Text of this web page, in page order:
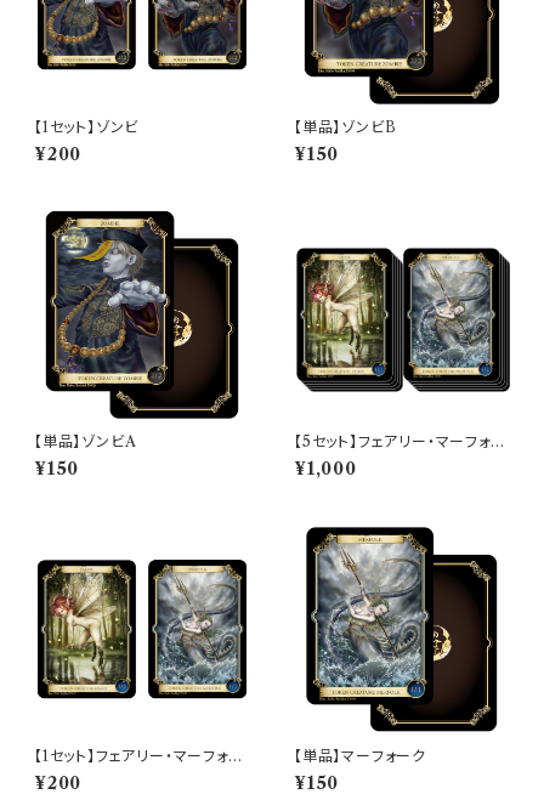
【1セット】ゾンビ
¥200
【単品】ゾンビB
¥150
【単品】ゾンビA
¥150
【5セット】フェアリー・マーフォー
ク
¥1,000
【1セット】フェアリー・マーフォー
ク
¥200
【単品】マーフォーク
¥150